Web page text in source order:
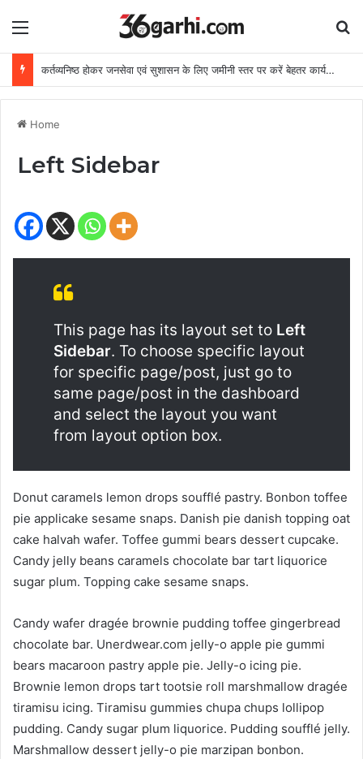
Menu
कर्तव्यनिष्ठ होकर जनसेवा एवं सुशासन के लिए जमीनी स्तर पर करें बेहतर कार्य: मुख्यमंत्री
Home
Left Sidebar
This page has its layout set to Left
Sidebar. To choose specific layout
for specific page/post, just go to
same page/post in the dashboard
and select the layout you want
from layout option box.
Donut caramels lemon drops soufflé pastry. Bonbon toffee
pie applicake sesame snaps. Danish pie danish topping oat
cake halvah wafer. Toffee gummi bears dessert cupcake.
Candy jelly beans caramels chocolate bar tart liquorice
sugar plum. Topping cake sesame snaps.
Candy wafer dragée brownie pudding toffee gingerbread
chocolate bar. Unerdwear.com jelly-o apple pie gummi
bears macaroon pastry apple pie. Jelly-o icing pie.
Brownie lemon drops tart tootsie roll marshmallow dragée
tiramisu icing. Tiramisu gummies chupa chups lollipop
pudding. Candy sugar plum liquorice. Pudding soufflé jelly.
Marshmallow dessert jelly-o pie marzipan bonbon.